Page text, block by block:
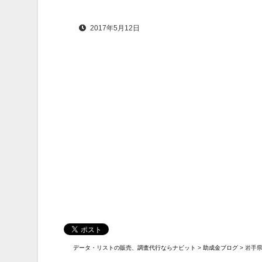
2017年5月12日
データ・リストの販売、調査代行ならナビット > 助成金ブログ > 岩手